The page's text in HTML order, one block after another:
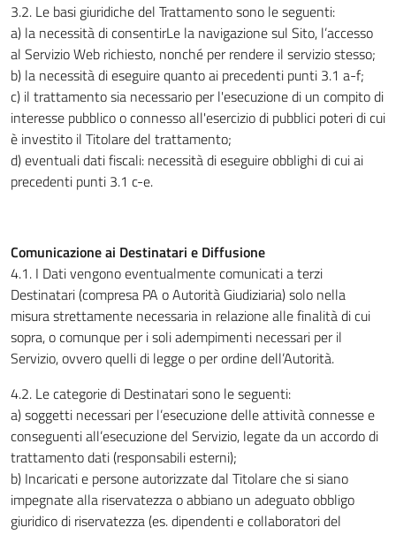
3.2. Le basi giuridiche del Trattamento sono le seguenti:
a) la necessità di consentirLe la navigazione sul Sito, l’accesso
al Servizio Web richiesto, nonché per rendere il servizio stesso;
b) la necessità di eseguire quanto ai precedenti punti 3.1 a-f;
c) il trattamento sia necessario per l'esecuzione di un compito di
interesse pubblico o connesso all'esercizio di pubblici poteri di cui
è investito il Titolare del trattamento;
d) eventuali dati fiscali: necessità di eseguire obblighi di cui ai
precedenti punti 3.1 c-e.
Comunicazione ai Destinatari e Diffusione
4.1. I Dati vengono eventualmente comunicati a terzi
Destinatari (compresa PA o Autorità Giudiziaria) solo nella
misura strettamente necessaria in relazione alle finalità di cui
sopra, o comunque per i soli adempimenti necessari per il
Servizio, ovvero quelli di legge o per ordine dell’Autorità.
4.2. Le categorie di Destinatari sono le seguenti:
a) soggetti necessari per l’esecuzione delle attività connesse e
conseguenti all’esecuzione del Servizio, legate da un accordo di
trattamento dati (responsabili esterni);
b) Incaricati e persone autorizzate dal Titolare che si siano
impegnate alla riservatezza o abbiano un adeguato obbligo
giuridico di riservatezza (es. dipendenti e collaboratori del